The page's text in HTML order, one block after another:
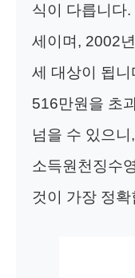
식이 다릅니다
세이며, 2002
세 대상이 됩
516만원을 초
넘을 수 있으니
소득원천징수
것이 가장 정확